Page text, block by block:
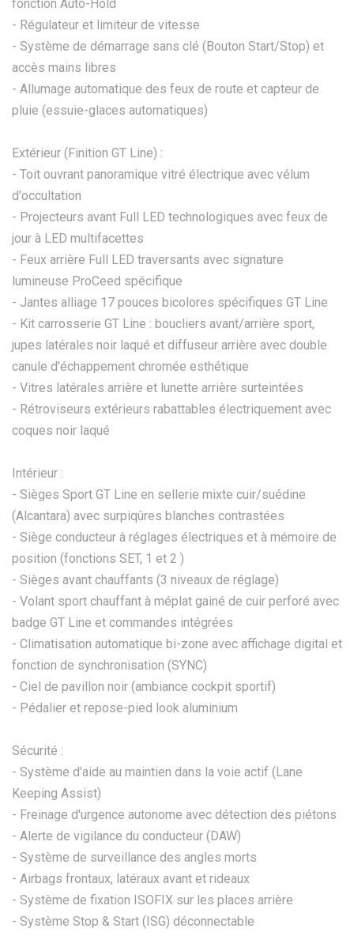
fonction Auto-Hold
- Régulateur et limiteur de vitesse
- Système de démarrage sans clé (Bouton Start/Stop) et
accès mains libres
- Allumage automatique des feux de route et capteur de
pluie (essuie-glaces automatiques)
Extérieur (Finition GT Line) :
- Toit ouvrant panoramique vitré électrique avec vélum
d'occultation
- Projecteurs avant Full LED technologiques avec feux de
jour à LED multifacettes
- Feux arrière Full LED traversants avec signature
lumineuse ProCeed spécifique
- Jantes alliage 17 pouces bicolores spécifiques GT Line
- Kit carrosserie GT Line : boucliers avant/arrière sport,
jupes latérales noir laqué et diffuseur arrière avec double
canule d'échappement chromée esthétique
- Vitres latérales arrière et lunette arrière surteintées
- Rétroviseurs extérieurs rabattables électriquement avec
coques noir laqué
Intérieur :
- Sièges Sport GT Line en sellerie mixte cuir/suédine
(Alcantara) avec surpiqûres blanches contrastées
- Siège conducteur à réglages électriques et à mémoire de
position (fonctions SET, 1 et 2 )
- Sièges avant chauffants (3 niveaux de réglage)
- Volant sport chauffant à méplat gainé de cuir perforé avec
badge GT Line et commandes intégrées
- Climatisation automatique bi-zone avec affichage digital et
fonction de synchronisation (SYNC)
- Ciel de pavillon noir (ambiance cockpit sportif)
- Pédalier et repose-pied look aluminium
Sécurité :
- Système d'aide au maintien dans la voie actif (Lane
Keeping Assist)
- Freinage d'urgence autonome avec détection des piétons
- Alerte de vigilance du conducteur (DAW)
- Système de surveillance des angles morts
- Airbags frontaux, latéraux avant et rideaux
- Système de fixation ISOFIX sur les places arrière
- Système Stop & Start (ISG) déconnectable